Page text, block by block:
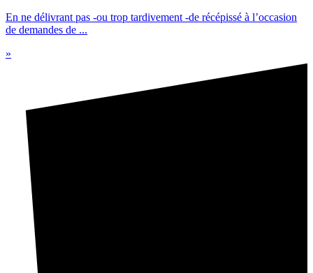
En ne délivrant pas -ou trop tardivement -de récépissé à l’occasion
de demandes de ...
»